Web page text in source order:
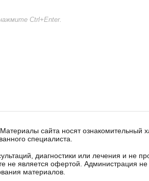
Ctrl+Enter.
сайта носят ознакомительный
специалиста.
диагностики или лечения и не
не является офертой. Администрация не
материалов.